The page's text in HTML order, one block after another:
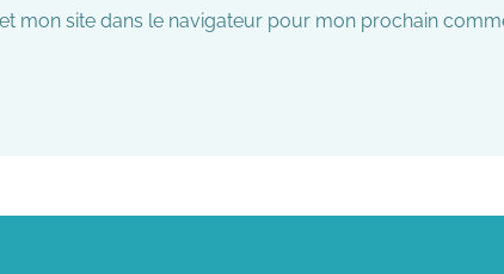
mon site dans le navigateur pour mon prochain